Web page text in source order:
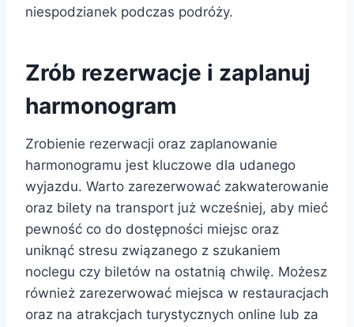
niespodzianek podczas podróży.
Zrób rezerwacje i zaplanuj
harmonogram
Zrobienie rezerwacji oraz zaplanowanie
harmonogramu jest kluczowe dla udanego
wyjazdu. Warto zarezerwować zakwaterowanie
oraz bilety na transport już wcześniej, aby mieć
pewność co do dostępności miejsc oraz
uniknąć stresu związanego z szukaniem
noclegu czy biletów na ostatnią chwilę. Możesz
również zarezerwować miejsca w restauracjach
oraz na atrakcjach turystycznych online lub za